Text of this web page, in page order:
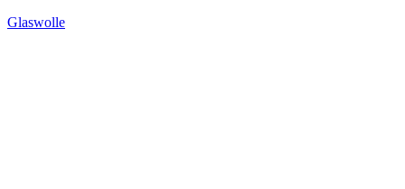
Glaswolle